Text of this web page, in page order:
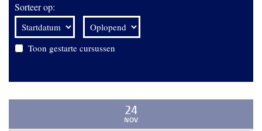
Sorteer op:
Toon gestarte cursussen
24
NOV